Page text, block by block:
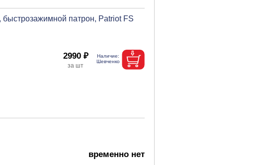
быстрозажимной патрон, Patriot FS
2990 ₽
временно нет